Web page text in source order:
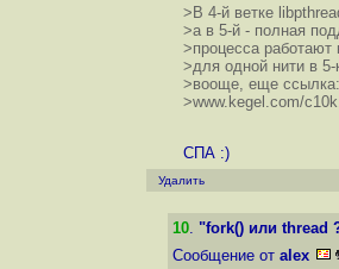
>В 4-й ветке
>а в 5-й - полная
>процесса
>для одной нити в
>вооще, еще ссылка:
>www.kegel.com/
СПА :)
Удалить
10. "fork() или thread
Сообщение от alex